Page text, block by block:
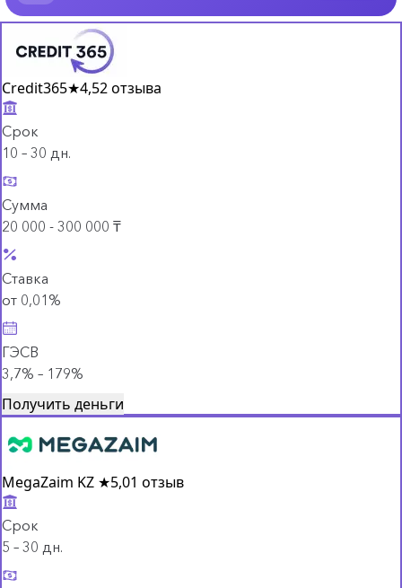
Credit365★4,52 отзыва
Срок
10 – 30 дн.
Сумма
20 000 - 300 000 ₸
Ставка
от 0,01%
ГЭСВ
3,7% – 179%
Получить деньги
MegaZaim KZ ★5,01 отзыв
Срок
5 – 30 дн.